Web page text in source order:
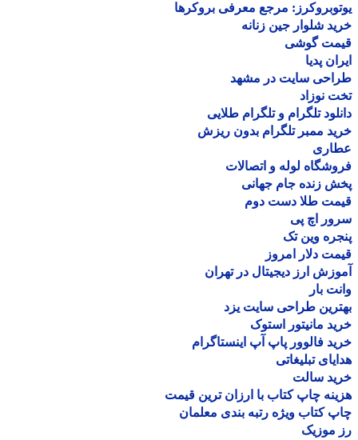
مرجع معرفی بروکرها
شلوار جین زنانه
گوشی
پدیا
سایت در مشهد
نوزاد
تلگرام و تلگرام طلایی
ممبر تلگرام بدون ریزش
لوله و اتصالات
زنده جام جهانی
طلا دست دوم
اچ پی
وین تک
دلار امروز
ارز دیجیتال در تهران
بار
طراحی سایت یزد
مانیتور استوک
فالوور پاپ آپ اینستاگرام
تبلیغاتی
سالت
چاپ کتاب با ارزان ترین قیمت
کتاب ویژه رتبه بندی معلمان
موزیک